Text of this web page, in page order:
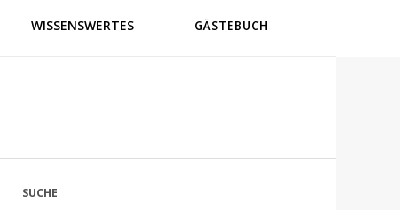
WISSENSWERTES GÄSTEBUCH
SUCHE